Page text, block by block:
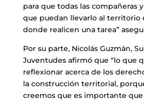
para que todas las compañeras
que puedan llevarlo al territorio
donde realicen una tarea”
Por su parte, Nicolás Guzmán,
Juventudes afirmó que “lo que
reflexionar acerca de los
la construcción territorial,
creemos que es importante